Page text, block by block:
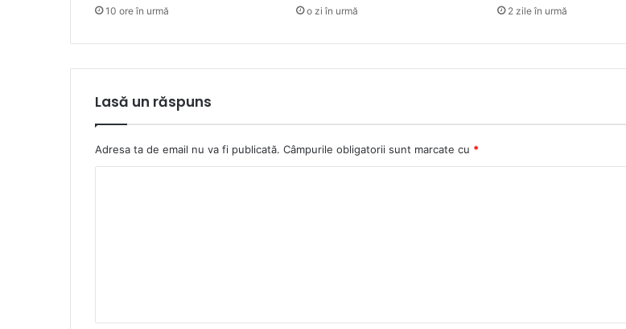
10 ore în urmă o zi în urmă 2 zile în urmă
Lasă un răspuns
Adresa ta de email nu va fi publicată. Câmpurile obligatorii sunt marcate cu *
a